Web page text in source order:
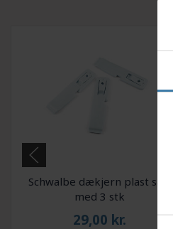
Schwalbe dækjern plast sæt
med 3 stk
29,00 kr.